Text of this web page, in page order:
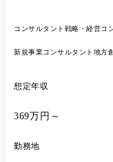
コンサルタント 戦略・経営コ
新規事業コンサルタント 地方
想定年収
369万円～
勤務地